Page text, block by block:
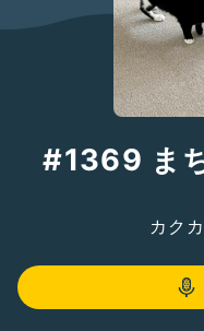
#1369 ま
カク